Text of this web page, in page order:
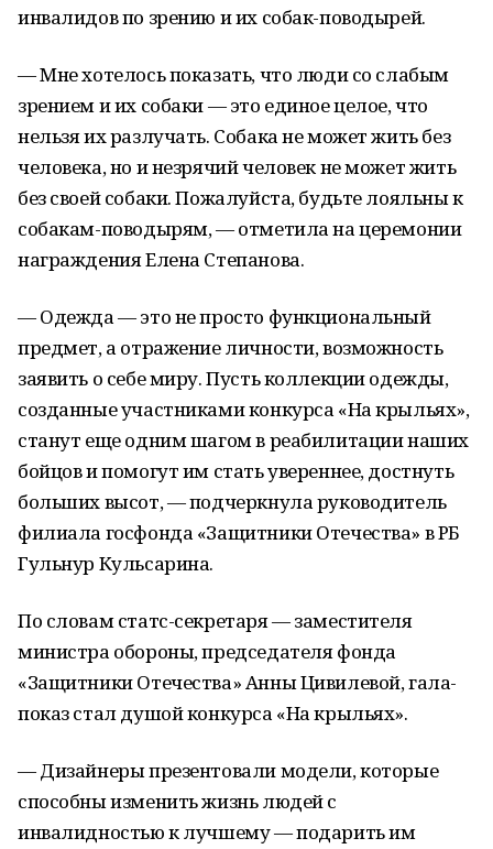
инвалидов по зрению и их собак-поводырей.
— Мне хотелось показать, что люди со слабым
зрением и их собаки — это единое целое, что
нельзя их разлучать. Собака не может жить без
человека, но и незрячий человек не может жить
без своей собаки. Пожалуйста, будьте лояльны к
собакам-поводырям, — отметила на церемонии
награждения Елена Степанова.
— Одежда — это не просто функциональный
предмет, а отражение личности, возможность
заявить о себе миру. Пусть коллекции одежды,
созданные участниками конкурса «На крыльях»,
станут еще одним шагом в реабилитации наших
бойцов и помогут им стать увереннее, достнуть
больших высот, — подчеркнула руководитель
филиала госфонда «Защитники Отечества» в РБ
Гульнур Кульсарина.
По словам статс-секретаря — заместителя
министра обороны, председателя фонда
«Защитники Отечества» Анны Цивилевой, гала-
показ стал душой конкурса «На крыльях».
— Дизайнеры презентовали модели, которые
способны изменить жизнь людей с
инвалидностью к лучшему — подарить им